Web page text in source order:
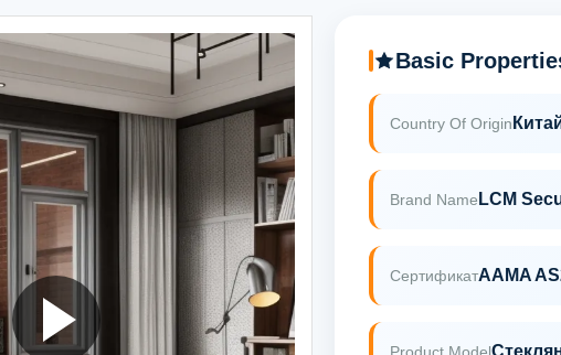
Basic
Country Of Origin
Brand Name LCM
Сертификат
Product Model